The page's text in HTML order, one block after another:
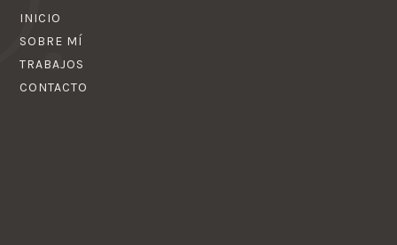
INICIO
SOBRE MÍ
TRABAJOS
CONTACTO